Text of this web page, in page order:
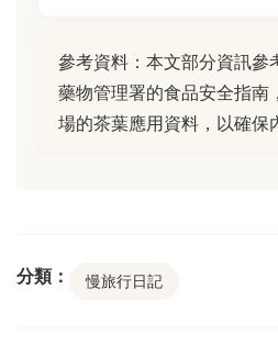
參考資料：本文部分資訊參
藥物管理署的食品安全指南
場的茶葉應用資料，以確保
分類： 慢旅行日記